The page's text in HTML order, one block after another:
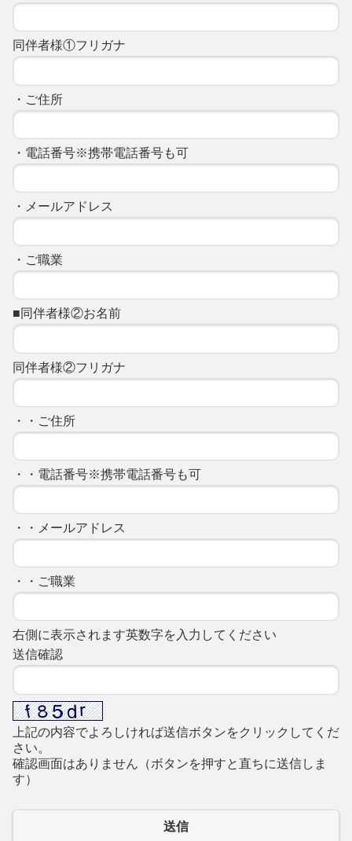
同伴者様①フリガナ
・ご住所
・電話番号※携帯電話番号も可
・メールアドレス
・ご職業
■同伴者様②お名前
同伴者様②フリガナ
・・ご住所
・・電話番号※携帯電話番号も可
・・メールアドレス
・・ご職業
右側に表示されます英数字を入力してください
送信確認
上記の内容でよろしければ送信ボタンをクリックしてくだ
さい。
確認画面はありません（ボタンを押すと直ちに送信しま
す）
送信